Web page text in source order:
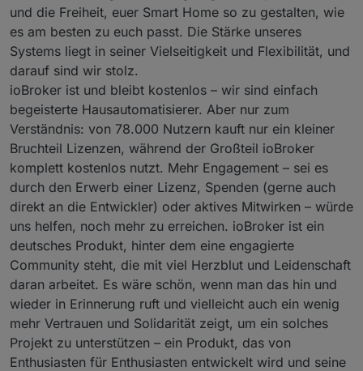
und die Freiheit, euer Smart Home so zu gestalten, wie
es am besten zu euch passt. Die Stärke unseres
Systems liegt in seiner Vielseitigkeit und Flexibilität, und
darauf sind wir stolz.
ioBroker ist und bleibt kostenlos – wir sind einfach
begeisterte Hausautomatisierer. Aber nur zum
Verständnis: von 78.000 Nutzern kauft nur ein kleiner
Bruchteil Lizenzen, während der Großteil ioBroker
komplett kostenlos nutzt. Mehr Engagement – sei es
durch den Erwerb einer Lizenz, Spenden (gerne auch
direkt an die Entwickler) oder aktives Mitwirken – würde
uns helfen, noch mehr zu erreichen. ioBroker ist ein
deutsches Produkt, hinter dem eine engagierte
Community steht, die mit viel Herzblut und Leidenschaft
daran arbeitet. Es wäre schön, wenn man das hin und
wieder in Erinnerung ruft und vielleicht auch ein wenig
mehr Vertrauen und Solidarität zeigt, um ein solches
Projekt zu unterstützen – ein Produkt, das von
Enthusiasten für Enthusiasten entwickelt wird und seine